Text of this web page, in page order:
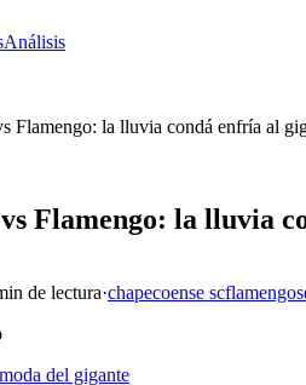
Análisis
Flamengo: la lluvia condá enfría al
vs Flamengo: la lluvia
de lectura·chapecoense scflamengo
del gigante